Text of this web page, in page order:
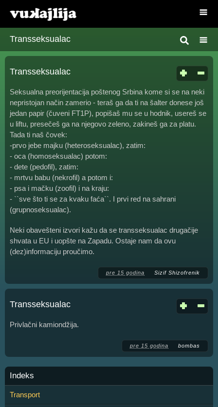
Transseksualac
Transseksualac
Seksualna preorijentacija poštenog Srbina kome si se na neki
nepristojan način zamerio - teraš ga da ti na šalter donese još
jedan papir (čuveni FT1P), popišaš mu se u hodnik, usereš se
u liftu, presečeš ga na njegovo zeleno, zakineš ga za platu.
Tada ti naš čovek:
-prvo jebe majku (heteroseksualac), zatim:
- oca (homoseksualac) potom:
- dete (pedofil), zatim:
- mrtvu babu (nekrofil) a potom i:
- psa i mačku (zoofil) i na kraju:
- ``sve što ti se za kvaku faća``. I prvi red na sahrani
(grupnoseksualac).
Neki obavešteni izvori kažu da se transseksualac drugačije
shvata u EU i uopšte na Zapadu. Ostaje nam da ovu
(dez)informaciju proučimo.
pre 15 godina Sizif Shizofrenik
Transseksualac
Privlačni kamiondžija.
pre 15 godina bombas
Indeks
Transport